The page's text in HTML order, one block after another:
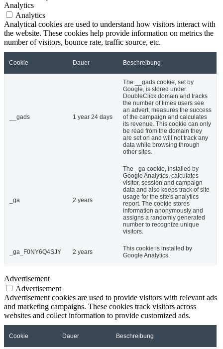
Analytics
Analytics
Analytical cookies are used to understand how visitors interact with
the website. These cookies help provide information on metrics the
number of visitors, bounce rate, traffic source, etc.
Cookie Dauer Beschreibung
__gads 1 year 24 days
The __gads cookie, set by
Google, is stored under
DoubleClick domain and tracks
the number of times users see
an advert, measures the success
of the campaign and calculates
its revenue. This cookie can only
be read from the domain they
are set on and will not track any
data while browsing through
other sites.
_ga 2 years
The _ga cookie, installed by
Google Analytics, calculates
visitor, session and campaign
data and also keeps track of site
usage for the site's analytics
report. The cookie stores
information anonymously and
assigns a randomly generated
number to recognize unique
visitors.
_ga_F0NY6Q4SJY 2 years
This cookie is installed by
Google Analytics.
Advertisement
Advertisement
Advertisement cookies are used to provide visitors with relevant ads
and marketing campaigns. These cookies track visitors across
websites and collect information to provide customized ads.
Cookie Dauer Beschreibung